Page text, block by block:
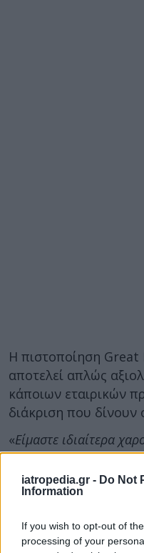
iatropedia.gr - Do Not
Information
If you wish to opt-out of
processing of your
Η πιστοποίηση
αποτελεί απλώς
κάποιων εταιρικών
διάκριση που δίνουν
«Είμαστε ιδιαίτερα
που λάβαμε και μας
συνεχίσουμε τις
εργασιακής μας
επόμενα χρόνια»,